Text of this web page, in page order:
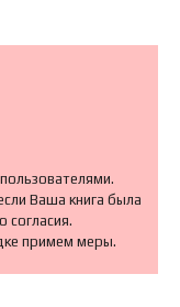
Ваша книга была
согласия.
примем меры.